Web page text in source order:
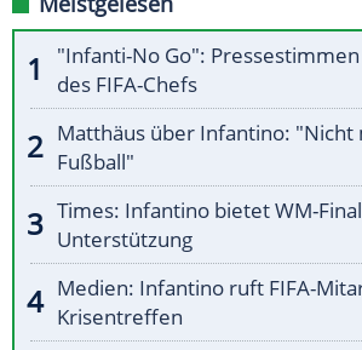
"Infanti-No Go":
des FIFA-Chefs
Matthäus über Infantino: "Nicht
Fußball"
Times: Infantino bietet WM-
Unterstützung
Medien: Infantino ruft FIFA-
Krisentreffen